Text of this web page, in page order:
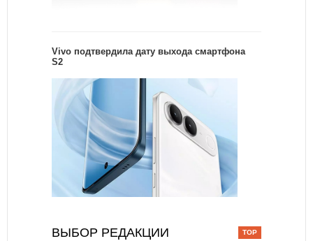
Vivo подтвердила дату выхода смартфона
S2
ВЫБОР РЕДАКЦИИ